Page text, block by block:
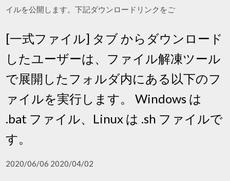
イルを公開します。下記ダウンロードリンクをご
[一式ファイル] タブ からダウンロード
したユーザーは、ファイル解凍ツール
で展開したフォルダ内にある以下のフ
ァイルを実行します。 Windows は
.bat ファイル、Linux は .sh ファイルで
す。
2020/06/06 2020/04/02